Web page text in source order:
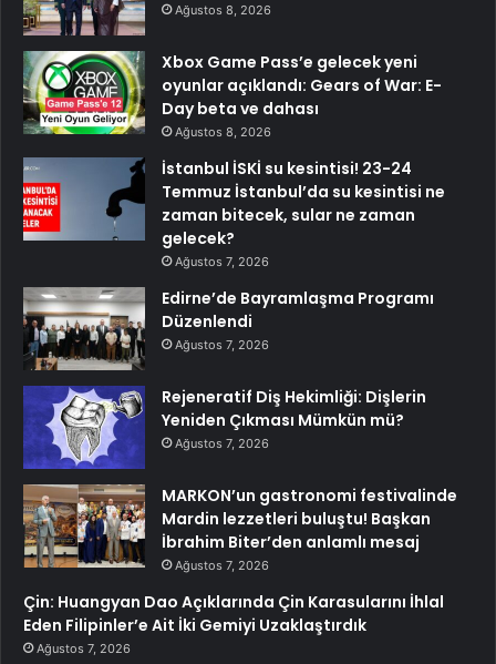
Ağustos 8, 2026
Xbox Game Pass’e gelecek yeni
oyunlar açıklandı: Gears of War: E-
Day beta ve dahası
Ağustos 8, 2026
İstanbul İSKİ su kesintisi! 23-24
Temmuz İstanbul’da su kesintisi ne
zaman bitecek, sular ne zaman
gelecek?
Ağustos 7, 2026
Edirne’de Bayramlaşma Programı
Düzenlendi
Ağustos 7, 2026
Rejeneratif Diş Hekimliği: Dişlerin
Yeniden Çıkması Mümkün mü?
Ağustos 7, 2026
MARKON’un gastronomi festivalinde
Mardin lezzetleri buluştu! Başkan
İbrahim Biter’den anlamlı mesaj
Ağustos 7, 2026
Çin: Huangyan Dao Açıklarında Çin Karasularını İhlal
Eden Filipinler’e Ait İki Gemiyi Uzaklaştırdık
Ağustos 7, 2026